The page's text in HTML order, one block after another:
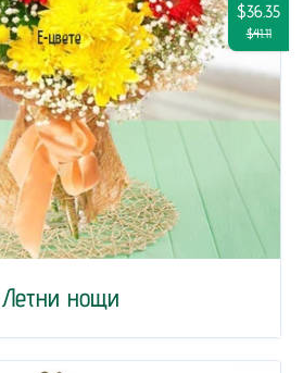
Летни нощи
$36.35
$41.11